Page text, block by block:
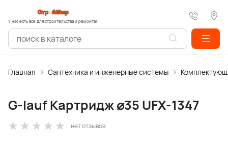
У нас есть все для строительства и ремонта!
Главная Сантехника и инженерные системы
G-lauf Картридж ⌀35 UFX-1347
нет отзывов